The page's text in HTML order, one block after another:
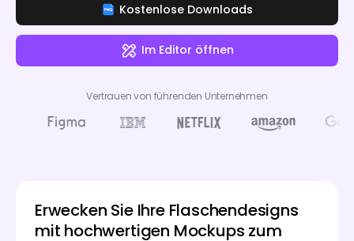
Kostenlose Downloads
Im Editor öffnen
Vertrauen von führenden Unternehmen
Erwecken Sie Ihre Flaschendesigns
mit hochwertigen Mockups zum